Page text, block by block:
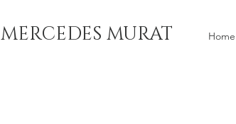
MERCEDES MURAT Home